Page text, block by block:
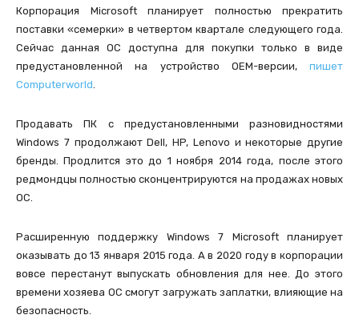
Корпорация Microsoft планирует полностью прекратить
поставки «семерки» в четвертом квартале следующего года.
Сейчас данная ОС доступна для покупки только в виде
предустановленной на устройство ОЕМ-версии, пишет
Computerworld.
Продавать ПК с предустановленными разновидностями
Windows 7 продолжают Dell, HP, Lenovo и некоторые другие
бренды. Продлится это до 1 ноября 2014 года, после этого
редмондцы полностью сконцентрируются на продажах новых
ОС.
Расширенную поддержку Windows 7 Microsoft планирует
оказывать до 13 января 2015 года. А в 2020 году в корпорации
вовсе перестанут выпускать обновления для нее. До этого
времени хозяева OC смогут загружать заплатки, влияющие на
безопасность.